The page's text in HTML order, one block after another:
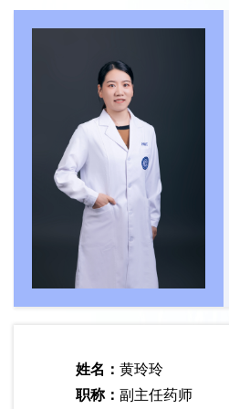
姓名：黄玲玲
职称： 副主任药师